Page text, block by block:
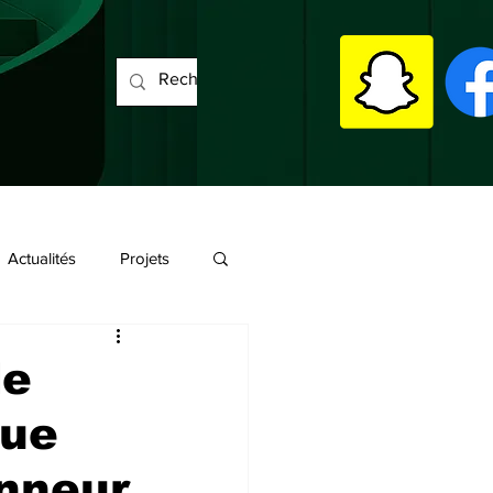
Actualités Projets